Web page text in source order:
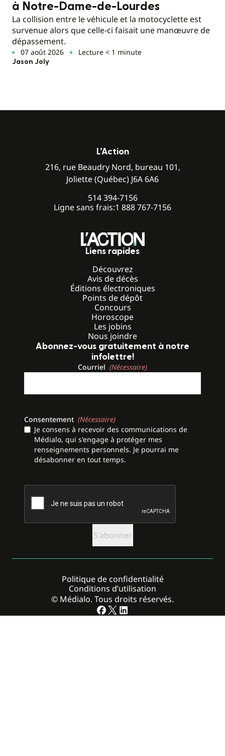
à Notre-Dame-de-Lourdes
La collision entre le véhicule et la motocyclette est
survenue alors que celle-ci faisait une manœuvre de
dépassement.
07 août 2026 Lecture < 1 minute
Jason Joly
L’Action
216, rue Beaudry Nord, bureau 101,
Joliette (Québec) J6A 6A6
514 394-7156
Ligne sans frais:1 888 767-7156
Liens rapides
Découvrez
Avis de décès
Éditions électroniques
Points de dépôt
Concours
Horoscope
Les jobins
Nous joindre
Abonnez-vous gratuitement à notre
infolettre!
Courriel (Nécessaire)
Consentement (Nécessaire)
Je consens à recevoir des communications de
Médialo, qui s'engage à protéger mes
renseignements personnels. Je pourrai me
désabonner en tout temps.
CAPTCHA
© Médialo. Tous droits réservés.
Politique de confidentialité
Conditions d’utilisation